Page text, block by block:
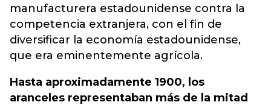
manufacturera estadounidense contra la
competencia extranjera, con el fin de
diversificar la economía estadounidense,
que era eminentemente agrícola.
Hasta aproximadamente 1900, los
aranceles representaban más de la mitad